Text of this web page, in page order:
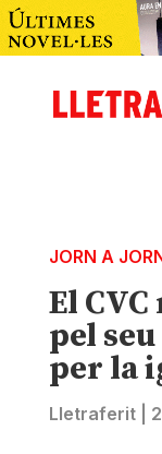
JORN A
El
pel
per la
Lletraferit|